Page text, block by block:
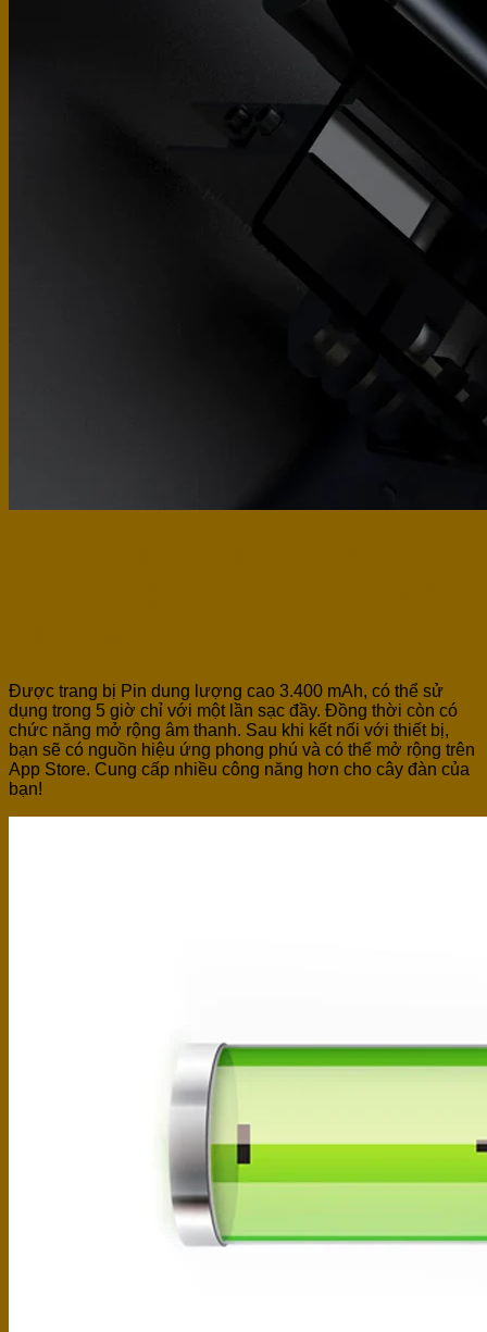
Được trang bị Pin dung lượng cao 3.400 mAh, có thể sử
dụng trong 5 giờ chỉ với một lần sạc đầy. Đồng thời còn có
chức năng mở rộng âm thanh. Sau khi kết nối với thiết bị,
bạn sẽ có nguồn hiệu ứng phong phú và có thể mở rộng trên
App Store. Cung cấp nhiều công năng hơn cho cây đàn của
bạn!